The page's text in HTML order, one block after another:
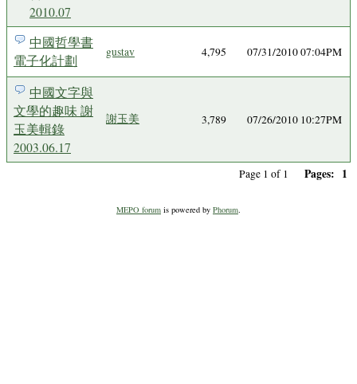
2010.07
中國哲學書
電子化計劃
gustav 4,795 07/31/2010 07:04PM
中國文字與
文學的趣味 謝
玉美輯錄
2003.06.17
謝玉美 3,789 07/26/2010 10:27PM
Page 1 of 1 Pages: 1
MEPO forum is powered by Phorum.